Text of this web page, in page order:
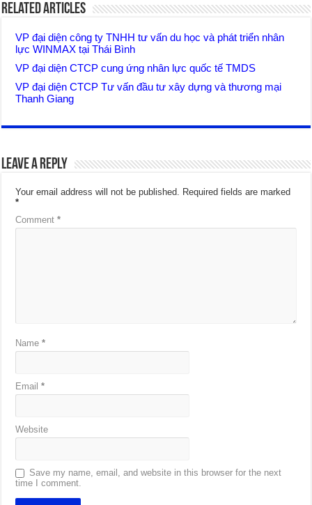
Related Articles
VP đại diện công ty TNHH tư vấn du học và phát triển nhân
lực WINMAX tại Thái Bình
VP đại diện CTCP cung ứng nhân lực quốc tế TMDS
VP đại diện CTCP Tư vấn đầu tư xây dựng và thương mại
Thanh Giang
Leave a Reply
Your email address will not be published. Required fields are marked
*
Comment*
Name*
Email*
Website
Save my name, email, and website in this browser for the next
time I comment.